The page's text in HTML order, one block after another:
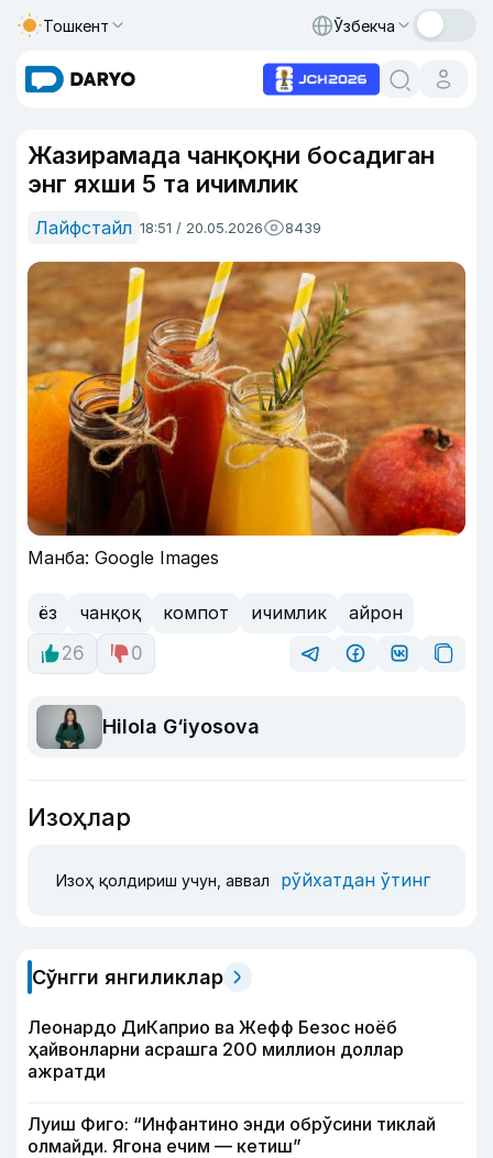
Тошкент Ўзбекча
Жазирамада чанқоқни босадиган
энг яхши 5 та ичимлик
Лайфстайл 18:51 / 20.05.2026 8439
Манба: Google Images
ёз чанқоқ компот ичимлик
айрон
26
0
Hilola G‘iyosova
Изоҳлар
Изоҳ қолдириш учун, аввал рўйхатдан ўтинг
Сўнгги янгиликлар
Леонардо ДиКаприо ва Жефф Безос ноёб
ҳайвонларни асрашга 200 миллион доллар
ажратди
Луиш Фиго: “Инфантино энди обрўсини тиклай
олмайди. Ягона ечим — кетиш”